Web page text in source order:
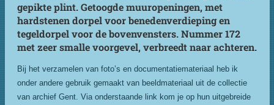
gepikte plint. Getoogde muuropeningen, met
hardstenen dorpel voor benedenverdieping en
tegeldorpel voor de bovenvensters. Nummer 172
met zeer smalle voorgevel, verbreedt naar achteren.
Bij het verzamelen van foto’s en documentatiemateriaal heb ik
onder andere gebruik gemaakt van beeldmateriaal uit de collectie
van archief Gent. Via onderstaande link kom je op hun uitgebreide